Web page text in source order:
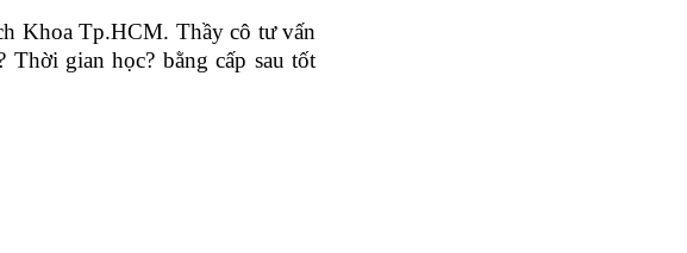
Khoa Tp.HCM. Thầy cô tư vấn
gian học? bằng cấp sau tốt